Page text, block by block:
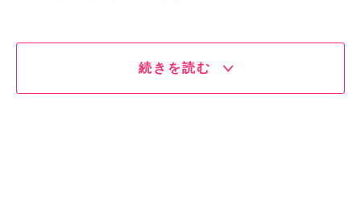
続きを読む